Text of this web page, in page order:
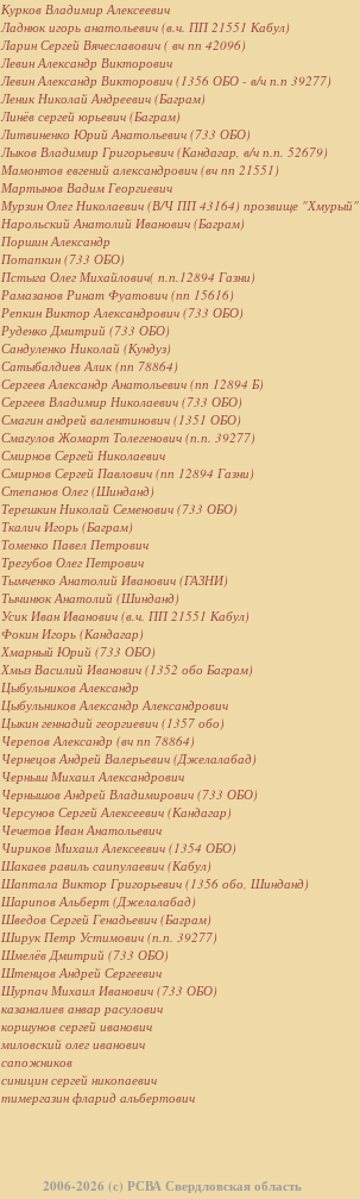
Курков Владимир Алексеевич
Ладнюк игорь анатольевич (в.ч. ПП 21551 Кабул)
Ларин Сергей Вячеславович ( вч пп 42096)
Левин Александр Викторович
Левин Александр Викторович (1356 ОБО - в/ч п.п 39277)
Леник Николай Андреевич (Баграм)
Линёв сергей юрьевич (Баграм)
Литвиненко Юрий Анатольевич (733 ОБО)
Лыков Владимир Григорьевич (Кандагар, в/ч п.п. 52679)
Мамонтов евгений александрович (вч пп 21551)
Мартынов Вадим Георгиевич
Мурзин Олег Николаевич (В/Ч ПП 43164) прозвище "Хмурый"
Нарольский Анатолий Иванович (Баграм)
Поршин Александр
Потапкин (733 ОБО)
Пстыга Олег Михайлович( п.п.12894 Газни)
Рамазанов Ринат Фуатович (пп 15616)
Репкин Виктор Александрович (733 ОБО)
Руденко Дмитрий (733 ОБО)
Сандуленко Николай (Кундуз)
Сатыбалдиев Алик (пп 78864)
Сергеев Александр Анатольевич (пп 12894 Б)
Сергеев Владимир Николаевич (733 ОБО)
Смагин андрей валентинович (1351 ОБО)
Смагулов Жомарт Толегенович (п.п. 39277)
Смирнов Сергей Николаевич
Смирнов Сергей Павлович (пп 12894 Газни)
Степанов Олег (Шинданд)
Терешкин Николай Семенович (733 ОБО)
Ткалич Игорь (Баграм)
Томенко Павел Петрович
Трегубов Олег Петрович
Тымченко Анатолий Иванович (ГАЗНИ)
Тычинюк Анатолий (Шинданд)
Усик Иван Иванович (в.ч. ПП 21551 Кабул)
Фокин Игорь (Кандагар)
Хмарный Юрий (733 ОБО)
Хмыз Василий Иванович (1352 обо Баграм)
Цыбульников Александр
Цыбульников Александр Александрович
Цыкин геннадий георгиевич (1357 обо)
Черепов Александр (вч пп 78864)
Чернецов Андрей Валерьевич (Джелалабад)
Черныш Михаил Александрович
Чернышов Андрей Владимирович (733 ОБО)
Черсунов Сергей Алексеевич (Кандагар)
Чечетов Иван Анатольевич
Чириков Михаил Алексеевич (1354 ОБО)
Шакаев равиль саипулаевич (Кабул)
Шаптала Виктор Григорьевич (1356 обо, Шинданд)
Шарипов Альберт (Джелалабад)
Шведов Сергей Генадьевич (Баграм)
Ширук Петр Устимович (п.п. 39277)
Шмелёв Дмитрий (733 ОБО)
Штенцов Андрей Сергеевич
Шурпач Михаил Иванович (733 ОБО)
казаналиев анвар расулович
коршунов сергей иванович
миловский олег иванович
сапожников
синицин сергей никопаевич
тимергазин фларид альбертович
2006-2026 (с) РСВА Свердловская область